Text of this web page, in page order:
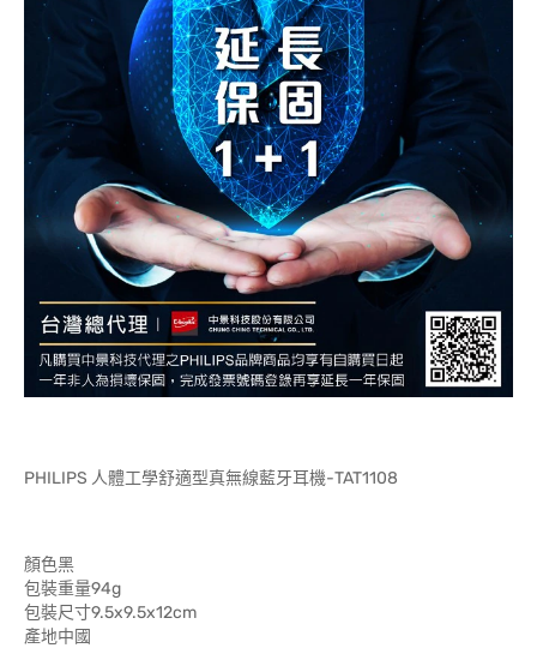
PHILIPS 人體工學舒適型真無線藍牙耳機-TAT1108
顏色黑
包裝重量94g
包裝尺寸9.5x9.5x12cm
產地中國